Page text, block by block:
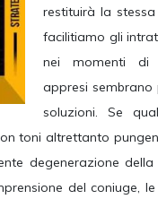
restituirà la
facilitiamo gli
nei momenti di
appresi sembrano
soluzioni. Se
toni altrettanto
degenerazione
del coniuge,